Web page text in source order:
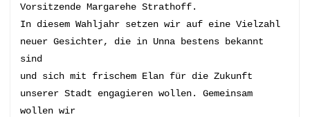
Vorsitzende Margarehe Strathoff.
In diesem Wahljahr setzen wir auf eine Vielzahl
neuer Gesichter, die in Unna bestens bekannt
sind
und sich mit frischem Elan für die Zukunft
unserer Stadt engagieren wollen. Gemeinsam
wollen wir